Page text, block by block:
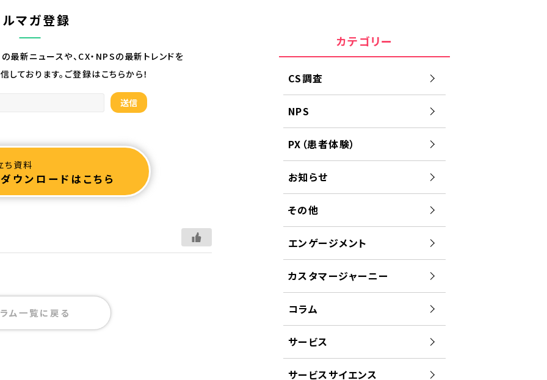
マガ登録
ニュースや、CX・NPSの最新トレンドを
ております。ご登録はこちらから！
ち資料
ウンロードはこちら
ム一覧に戻る
カテゴリー
CS調査
NPS
PX（患者体験）
お知らせ
その他
エンゲージメント
カスタマージャーニー
コラム
サービス
サービスサイエンス